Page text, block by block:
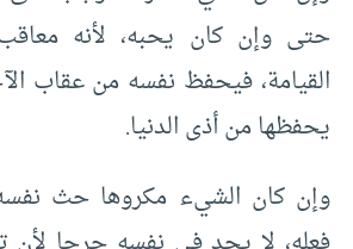
حتى وإن كان يحبه، لأنه
القيامة، فيحفظ نفسه من عقاب
يحفظها من أذى الدنيا.
وإن كان الشيء مكروها حث